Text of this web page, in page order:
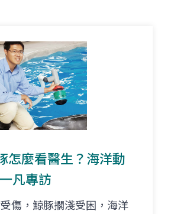
怎麼看醫生？海洋動
凡專訪
傷，鯨豚擱淺受困，海洋